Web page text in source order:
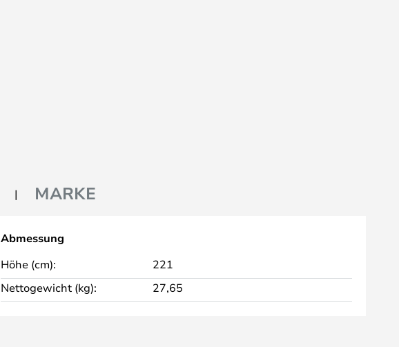
MARKE
Abmessung
Höhe (cm):
221
Nettogewicht (kg):
27,65